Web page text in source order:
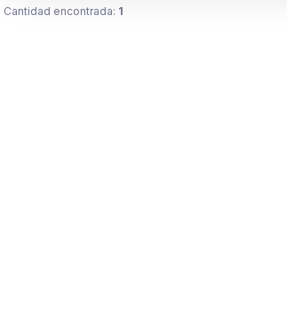
Cantidad encontrada: 1